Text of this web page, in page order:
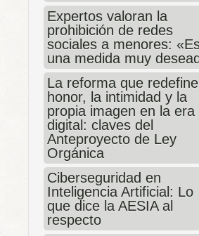
Expertos valoran la
prohibición de redes
sociales a menores:
una medida muy
La reforma que redefine
honor, la intimidad y la
propia imagen en la era
digital: claves del
Anteproyecto de Ley
Orgánica
Ciberseguridad en
Inteligencia Artificial: Lo
que dice la AESIA al
respecto